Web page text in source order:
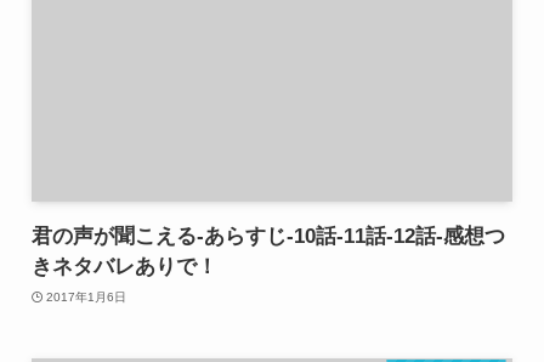
君の声が聞こえる-あらすじ-10話-11話-12話-感想つ
きネタバレありで！
2017年1月6日